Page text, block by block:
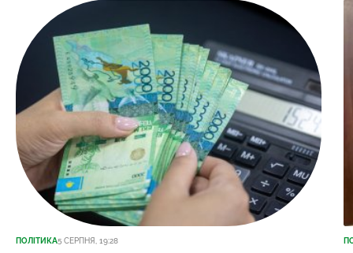
ПОЛІТИКА5 СЕРПНЯ, 19:28